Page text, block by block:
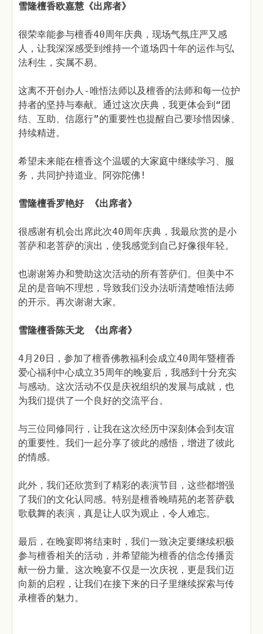
雪隆檀香欧嘉慧《出席者》
很荣幸能参与檀香40周年庆典，现场气氛庄严又感
人，让我深深感受到维持一个道场四十年的运作与弘
法利生，实属不易。
这离不开创办人-唯悟法师以及檀香的法师和每一位护
持者的坚持与奉献。通过这次庆典，我更体会到“团
结、互助、信愿行”的重要性也提醒自己要珍惜因缘、
持续精进。
希望未来能在檀香这个温暖的大家庭中继续学习、服
务，共同护持道业。阿弥陀佛!
雪隆檀香罗艳好 《出席者》
很感谢有机会出席此次40周年庆典，我最欣赏的是小
菩萨和老菩萨的演出，使我感觉到自己好像很年轻。
也谢谢筹办和赞助这次活动的所有菩萨们。但美中不
足的是音响不理想，导致我们没办法听清楚唯悟法师
的开示。再次谢谢大家。
雪隆檀香陈天龙 《出席者》
4月20日，参加了檀香佛教福利会成立40周年暨檀香
爱心福利中心成立35周年的晚宴后，我感到十分充实
与感动。这次活动不仅是庆祝组织的发展与成就，也
为我们提供了一个良好的交流平台。
与三位同修同行，让我在这次经历中深刻体会到友谊
的重要性。我们一起分享了彼此的感悟，增进了彼此
的情感。
此外，我们还欣赏到了精彩的表演节目，这些都增强
了我们的文化认同感。特别是檀香晚晴苑的老菩萨载
歌载舞的表演，真是让人叹为观止，令人难忘。
最后，在晚宴即将结束时，我们一致决定要继续积极
参与檀香相关的活动，并希望能为檀香的信念传播贡
献一份力量。这次晚宴不仅是一次庆祝，更是我们迈
向新的启程，让我们在接下来的日子里继续探索与传
承檀香的魅力。